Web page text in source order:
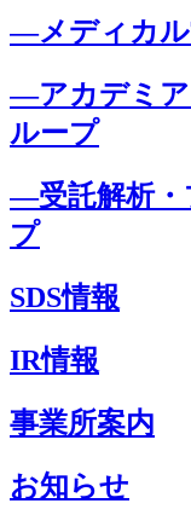
―メディカ
―アカデミア
ループ
―受託解析・
プ
SDS情報
IR情報
事業所案内
お知らせ